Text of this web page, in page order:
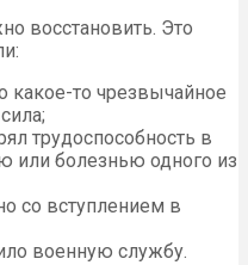
восстановить. Это
какое-то чрезвычайное
трудоспособность в
или болезнью одного из
со вступлением в
военную службу.